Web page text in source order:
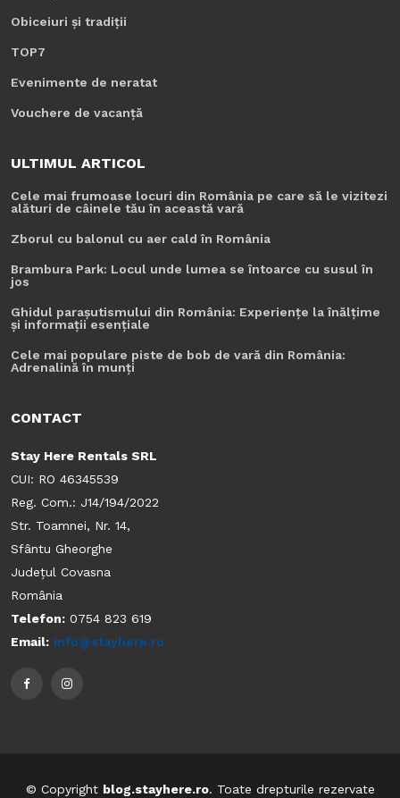
Obiceiuri și tradiții
TOP7
Evenimente de neratat
Vouchere de vacanță
ULTIMUL ARTICOL
Cele mai frumoase locuri din România pe care să le vizitezi
alături de câinele tău în această vară
Zborul cu balonul cu aer cald în România
Brambura Park: Locul unde lumea se întoarce cu susul în
jos
Ghidul parașutismului din România: Experiențe la înălțime
și informații esențiale
Cele mai populare piste de bob de vară din România:
Adrenalină în munți
CONTACT
Stay Here Rentals SRL
CUI: RO 46345539
Reg. Com.: J14/194/2022
Str. Toamnei, Nr. 14,
Sfântu Gheorghe
Județul Covasna
România
Telefon: 0754 823 619
Email: info@stayhere.ro
© Copyright blog.stayhere.ro. Toate drepturile rezervate